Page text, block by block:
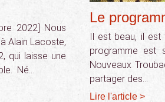
2022] Nous
Alain Lacoste,
qui laisse une
Né…
Le
Il est beau, il est
programme est
Nouveaux
partager des…
Lire l'article >